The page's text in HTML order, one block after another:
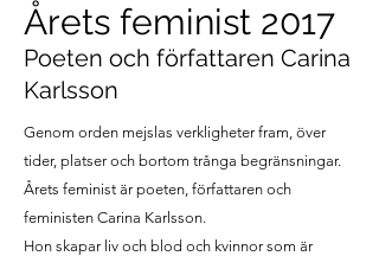
Årets feminist 2017
Poeten och författaren Carina
Karlsson
Genom orden mejslas verkligheter fram, över
tider, platser och bortom trånga begränsningar.
Årets feminist är poeten, författaren och
feministen Carina Karlsson.
Hon skapar liv och blod och kvinnor som är